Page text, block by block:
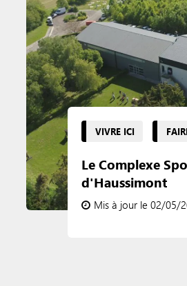
VIVRE ICI
Le Complexe
d'Haussimont
Mis à jour le 02/05/